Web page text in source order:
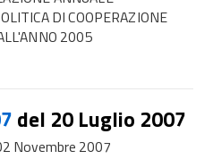
DI COOPERAZIONE
2005
del 20 Luglio 2007
Novembre 2007